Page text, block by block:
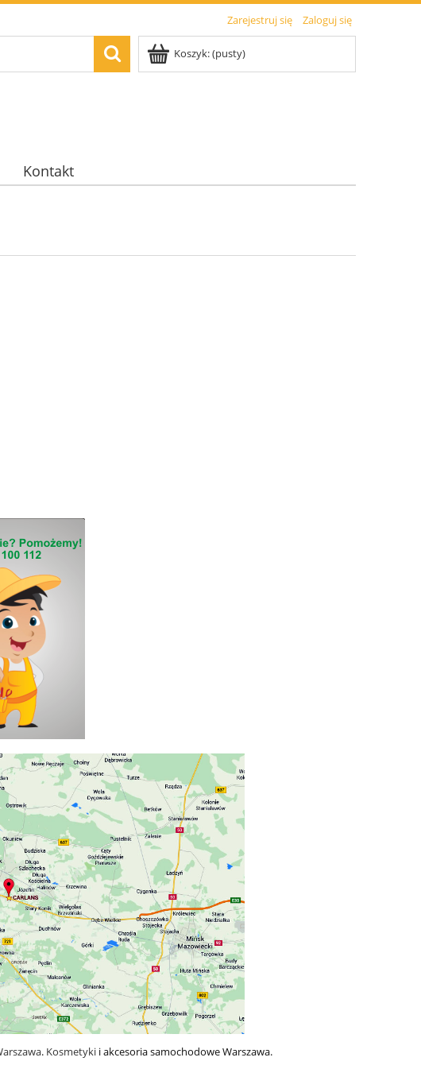
Zarejestruj się Zaloguj się
Koszyk:(pusty)
Kontakt
. Kosmetyki i akcesoria samochodowe Warszawa.